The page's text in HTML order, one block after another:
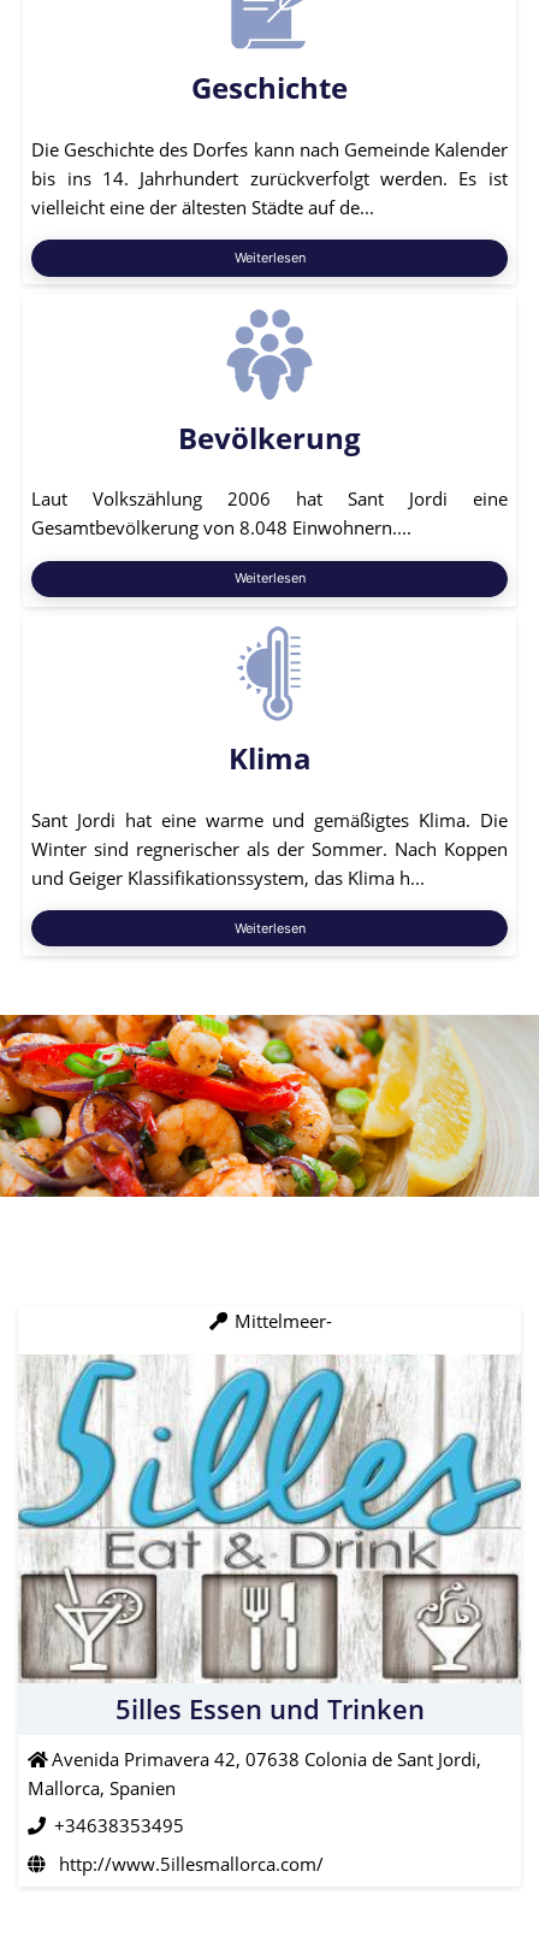
Geschichte
Die Geschichte des Dorfes kann nach Gemeinde Kalender
bis ins 14. Jahrhundert zurückverfolgt werden. Es ist
vielleicht eine der ältesten Städte auf de...
Weiterlesen
Bevölkerung
Laut Volkszählung 2006 hat Sant Jordi eine
Gesamtbevölkerung von 8.048 Einwohnern....
Weiterlesen
Klima
Sant Jordi hat eine warme und gemäßigtes Klima. Die
Winter sind regnerischer als der Sommer. Nach Koppen
und Geiger Klassifikationssystem, das Klima h...
Weiterlesen
Mittelmeer-
5illes Essen und Trinken
Avenida Primavera 42, 07638 Colonia de Sant Jordi,
Mallorca, Spanien
+34638353495
http://www.5illesmallorca.com/